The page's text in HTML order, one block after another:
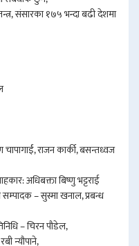
संसारका १७५ भन्दा बढी देशमा
राजन कार्की, बसन्तध्वज
अधिबक्ता बिष्णु भट्टराई
– सुस्मा खनाल, प्रबन्ध
– चिरन पौडेल,
न्यौपाने,